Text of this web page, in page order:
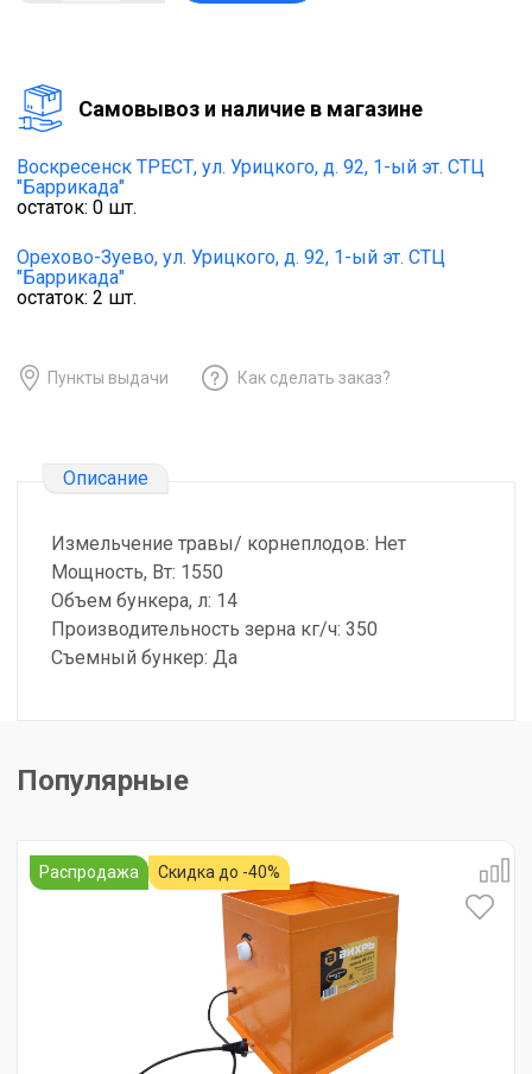
Cамовывоз и наличие в магазине
Воскресенск ТРЕСТ, ул. Урицкого, д. 92, 1-ый эт. СТЦ
"Баррикада"
остаток: 0 шт.
Орехово-Зуево, ул. Урицкого, д. 92, 1-ый эт. СТЦ
"Баррикада"
остаток: 2 шт.
Пункты выдачи Как сделать заказ?
Описание
Измельчение травы/ корнеплодов: Нет
Мощность, Вт: 1550
Объем бункера, л: 14
Производительность зерна кг/ч: 350
Съемный бункер: Да
Популярные
Распродажа Скидка до -40%